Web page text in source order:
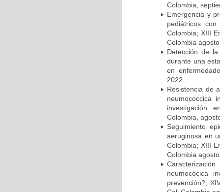
Colombia,
Emergencia y
pediátricos
Colombia; XIII
Colombia
Detección de
durante una
en
2022.
Resistencia de
neumococcica
investigación
Colombia,
Seguimiento
aeruginosa en
Colombia; XIII
Colombia
neumocócica
prevención?;